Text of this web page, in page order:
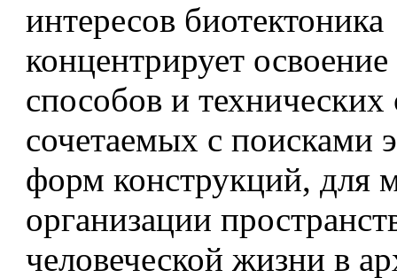
интересов биотектоника
концентрирует
способов и технических
сочетаемых с поисками
форм конструкций, для
организации
человеческой жизни в